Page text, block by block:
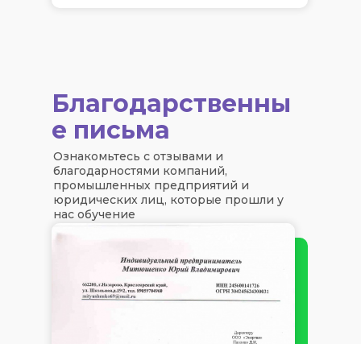
Благодарственны
е письма
Ознакомьтесь с отзывами и
благодарностями компаний,
промышленных предприятий и
юридических лиц, которые прошли у
нас обучение